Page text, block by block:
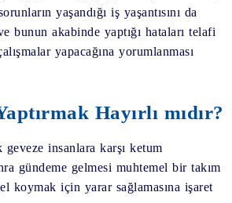
yaşandığı iş yaşantısını da
bunun akabinde yaptığı hataları telafi
yapacağına yorumlanması
Hayırlı mıdır?
geveze insanlara karşı ketum
gündeme gelmesi muhtemel bir takım
koymak için yarar sağlamasına işaret